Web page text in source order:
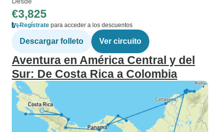
€3,825
Regístrate para acceder a los descuentos
Descargar folleto Ver circuito
Aventura en América Central y del
Sur: De Costa Rica a Colombia